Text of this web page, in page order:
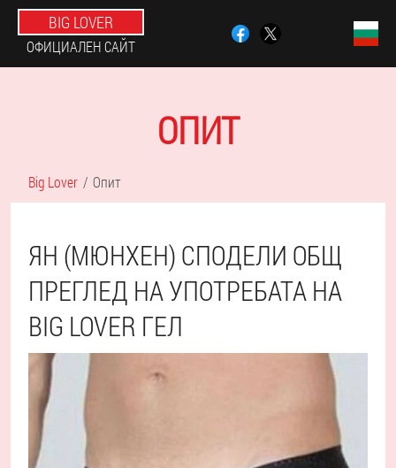
BIG LOVER
ОФИЦИАЛЕН САЙТ
ОПИТ
Big Lover Опит
ЯН (МЮНХЕН) СПОДЕЛИ ОБЩ
ПРЕГЛЕД НА УПОТРЕБАТА НА
BIG LOVER ГЕЛ